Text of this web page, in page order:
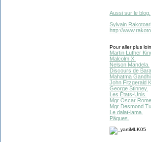
Aussi sur le blog.
Sylvain
http://
Pour aller plus
Martin Luther
Malcolm X.
Nelson Mandela.
Discours de
Mahatma Gandhi.
John Fitzgerald
George Stinney.
Les États-Unis.
Mgr Oscar
Mgr Desmond
Le dalaï-lama.
Pâques.